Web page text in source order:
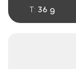
T: 36 g